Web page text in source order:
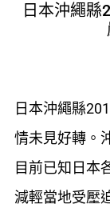
日本沖繩縣
日本沖繩縣
情未見好轉。
目前已知日本
減輕當地受壓